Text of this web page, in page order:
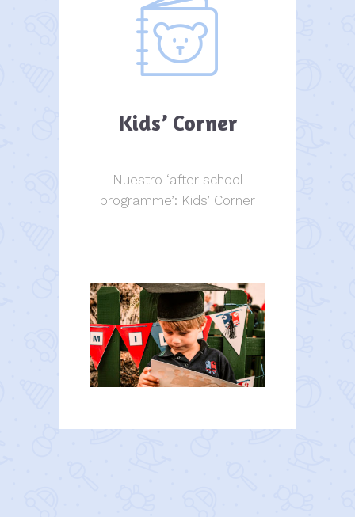
Kids’ Corner
Nuestro ‘after school
programme’: Kids’ Corner